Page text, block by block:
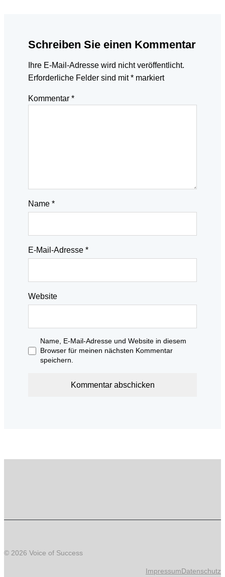
Schreiben Sie einen Kommentar
Ihre E-Mail-Adresse wird nicht veröffentlicht.
Erforderliche Felder sind mit* markiert
Kommentar *
Name *
E-Mail-Adresse *
Website
Name, E-Mail-Adresse und Website in diesem
Browser für meinen nächsten Kommentar
speichern.
© 2026 Voice of Success
ImpressumDatenschutz